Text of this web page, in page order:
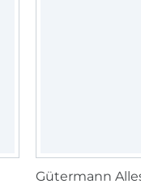
Gütermann